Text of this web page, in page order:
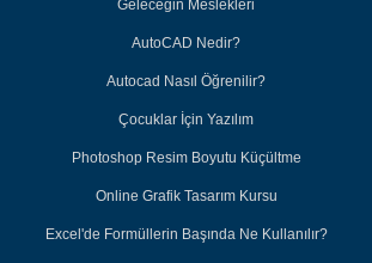
Geleceğin Meslekleri
AutoCAD Nedir?
Autocad Nasıl Öğrenilir?
Çocuklar İçin Yazılım
Photoshop Resim Boyutu Küçültme
Online Grafik Tasarım Kursu
Excel'de Formüllerin Başında Ne Kullanılır?